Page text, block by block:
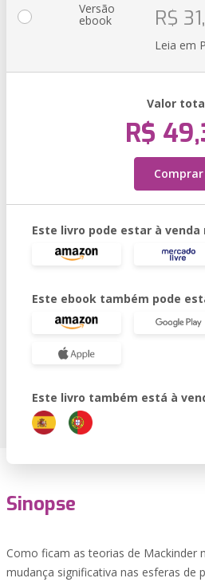
Versão
ebook R$
Leia em
Valor
R$
Comprar
Este livro pode estar à venda
Este ebook também pode
Este livro também está à
Sinopse
Como ficam as teorias de Mackinder
mudança significativa nas esferas de